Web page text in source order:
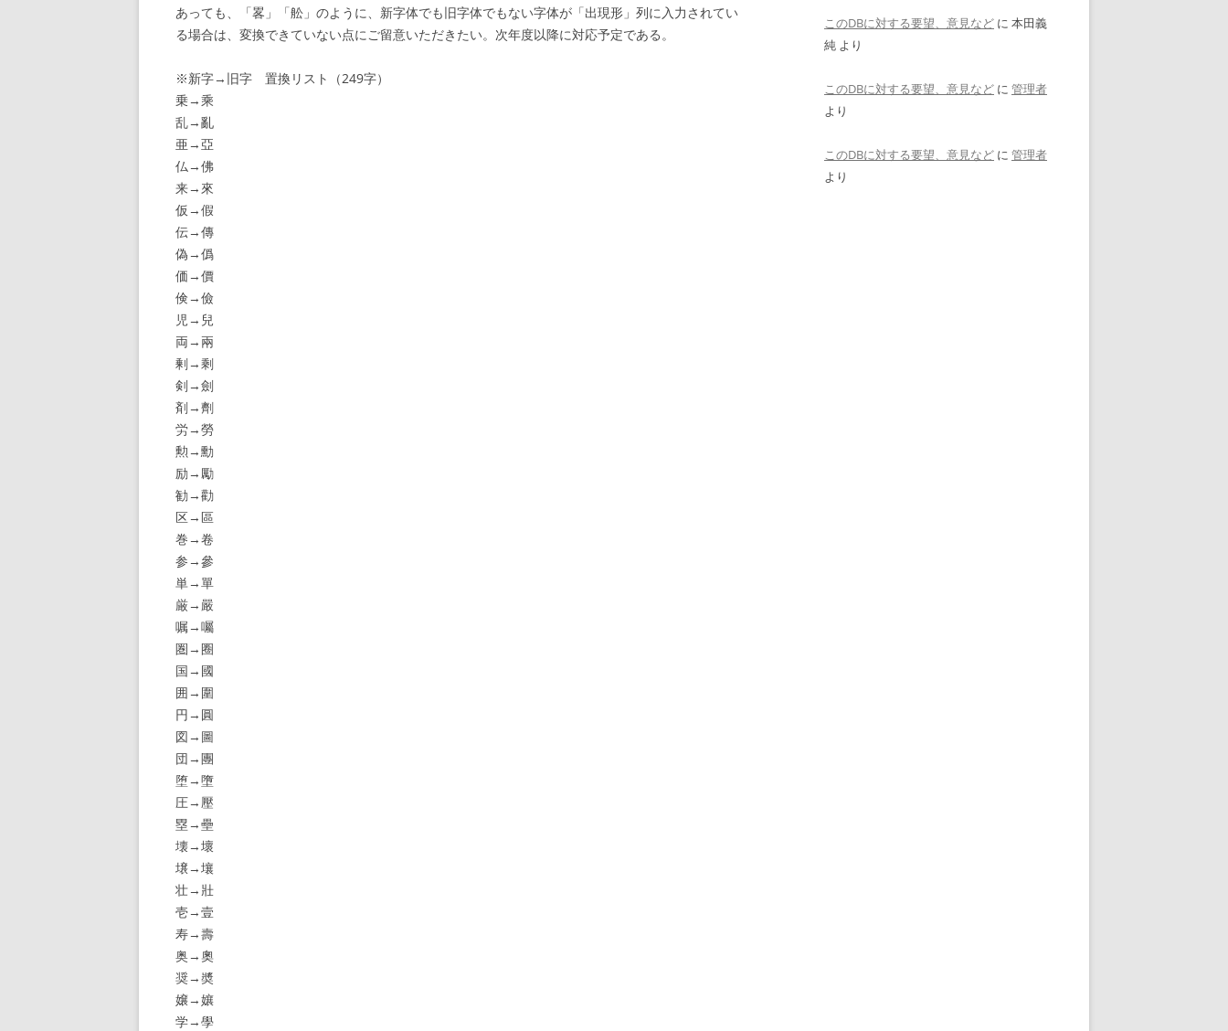
あっても、「畧」「舩」のように、新字体でも旧字体でもない字体が「出現形」列に入力されてい
る場合は、変換できていない点にご留意いただきたい。次年度以降に対応予定である。
※新字→旧字 置換リスト（249字）
乗→乘
乱→亂
亜→亞
仏→佛
来→來
仮→假
伝→傳
偽→僞
価→價
倹→儉
児→兒
両→兩
剰→剩
剣→劍
剤→劑
労→勞
勲→勳
励→勵
勧→勸
区→區
巻→卷
参→參
単→單
厳→嚴
嘱→囑
圏→圈
国→國
囲→圍
円→圓
図→圖
団→團
堕→墮
圧→壓
塁→壘
壊→壞
壌→壤
壮→壯
壱→壹
寿→壽
奥→奧
奨→奬
嬢→孃
学→學
このDBに対する要望、意見など に 本田義
純 より
このDBに対する要望、意見など に 管理者
より
このDBに対する要望、意見など に 管理者
より